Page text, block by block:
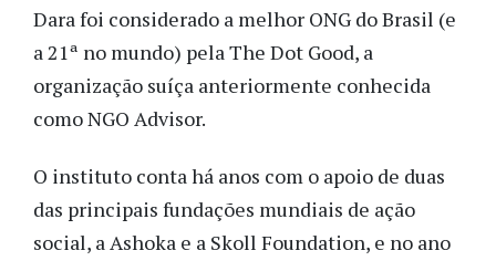
Dara foi considerado a melhor ONG do Brasil (e
a 21ª no mundo) pela The Dot Good, a
organização suíça anteriormente conhecida
como NGO Advisor.
O instituto conta há anos com o apoio de duas
das principais fundações mundiais de ação
social, a Ashoka e a Skoll Foundation, e no ano